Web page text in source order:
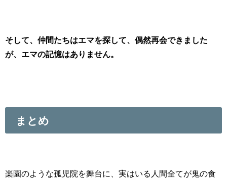
そして、仲間たちはエマを探して、偶然再会できました
が、エマの記憶はありません。
まとめ
楽園のような孤児院を舞台に、実はいる人間全てが鬼の食